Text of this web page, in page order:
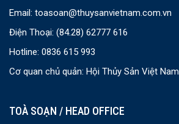
Email: toasoan@thuysanvietnam.com.vn
Điện Thoại: (84.28) 62777 616
Hotline: 0836 615 993
Cơ quan chủ quản: Hội Thủy Sản Việt Nam
TOÀ SOẠN / HEAD OFFICE